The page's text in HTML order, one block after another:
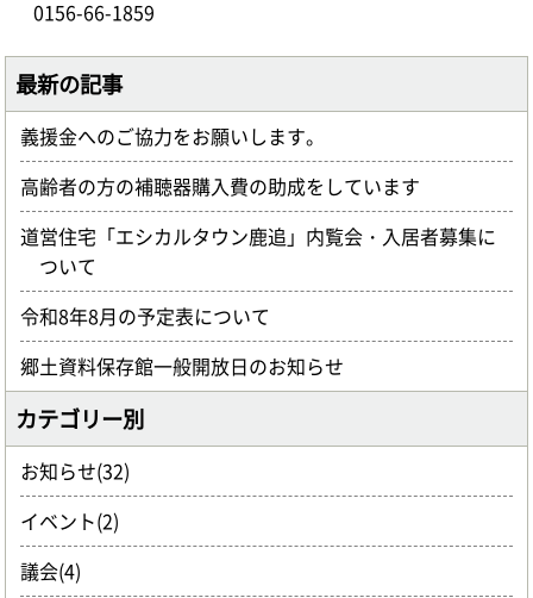
0156-66-1859
最新の記事
義援金へのご協力をお願いします。
高齢者の方の補聴器購入費の助成をしています
道営住宅「エシカルタウン鹿追」内覧会・入居者募集に
ついて
令和8年8月の予定表について
郷土資料保存館一般開放日のお知らせ
カテゴリー別
お知らせ(32)
イベント(2)
議会(4)